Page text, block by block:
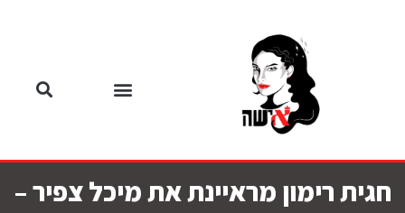
חגית רימון מראיינת את מיכל צפיר –